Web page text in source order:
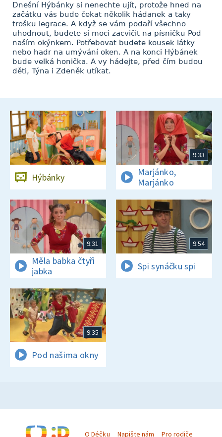
Dnešní Hýbánky si nenechte ujít, protože hned na
začátku vás bude čekat několik hádanek a taky
trošku legrace. A když se vám podaří všechno
uhodnout, budete si moci zacvičit na písničku Pod
naším okýnkem. Potřebovat budete kousek látky
nebo hadr na umývání oken. A na konci Hýbánek
bude velká honička. A vy hádejte, před čím budou
děti, Týna i Zdeněk utíkat.
Hýbánky
9:33
Marjánko,
Marjánko
9:31
Měla babka čtyři
jabka
9:54
Spi synáčku spi
9:35
Pod našima okny
O Déčku Napište nám Pro rodiče